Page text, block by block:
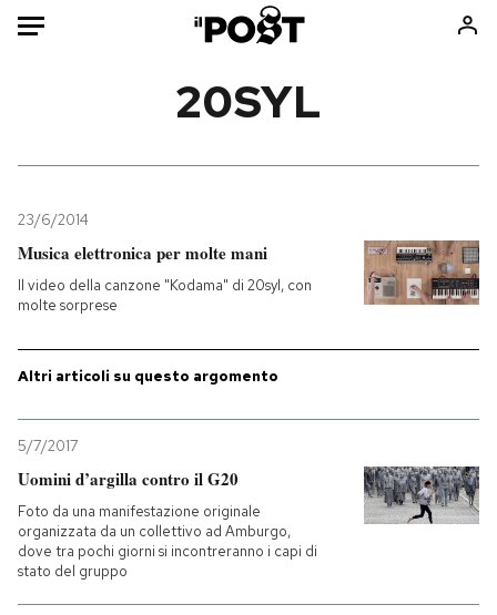
Mondo
Politica
Tecnologia
Internet
Scienza
Cultura
Sport
Consumismi
Storie/Idee
Media
PODCAST
20SYL
23/6/2014
Musica elettronica per molte mani
Il video della canzone "Kodama" di 20syl, con
molte sorprese
Altri articoli su questo argomento
5/7/2017
Uomini d’argilla contro il G20
Foto da una manifestazione originale
organizzata da un collettivo ad Amburgo,
dove tra pochi giorni si incontreranno i capi di
stato del gruppo